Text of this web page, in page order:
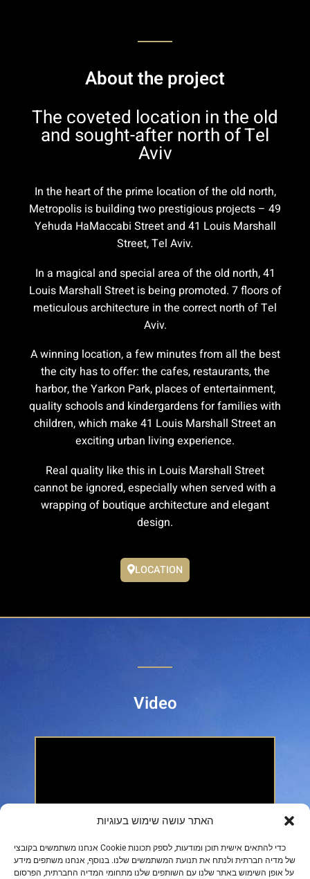
האתר עושה שימוש בעוגיות
אנחנו משתמשים בקובצי Cookie כדי להתאים אישית תוכן ומודעות, לספק תכונות
של מדיה חברתית ולנתח את תנועת המשתמשים שלנו. בנוסף, אנחנו משתפים מידע
על אופן השימוש באתר שלנו עם השותפים שלנו מתחומי המדיה החברתית, הפרסום
About the project
The coveted location in the old
and sought-after north of Tel
Aviv
In the heart of the prime location of the old north,
Metropolis is building two prestigious projects – 49
Yehuda HaMaccabi Street and 41 Louis Marshall
Street, Tel Aviv.
In a magical and special area of the old north, 41
Louis Marshall Street is being promoted. 7 floors of
meticulous architecture in the correct north of Tel
Aviv.
A winning location, a few minutes from all the best
the city has to offer: the cafes, restaurants, the
harbor, the Yarkon Park, places of entertainment,
quality schools and kindergardens for families with
children, which make 41 Louis Marshall Street an
exciting urban living experience.
Real quality like this in Louis Marshall Street
cannot be ignored, especially when served with a
wrapping of boutique architecture and elegant
design.
LOCATION
Video